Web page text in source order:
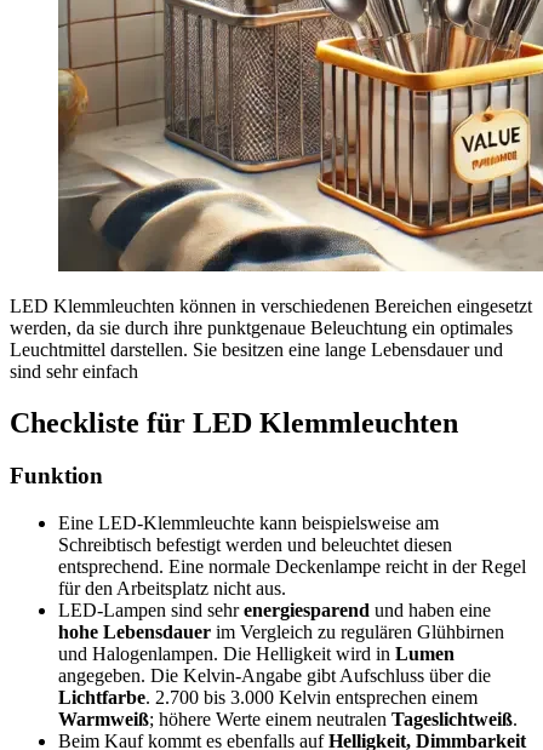
LED Klemmleuchten können in verschiedenen Bereichen eingesetzt
werden, da sie durch ihre punktgenaue Beleuchtung ein optimales
Leuchtmittel darstellen. Sie besitzen eine lange Lebensdauer und
sind sehr einfach
Checkliste für LED Klemmleuchten
Funktion
Eine LED-Klemmleuchte kann beispielsweise am
Schreibtisch befestigt werden und beleuchtet diesen
entsprechend. Eine normale Deckenlampe reicht in der Regel
für den Arbeitsplatz nicht aus.
LED-Lampen sind sehrenergiesparend und haben eine
hohe Lebensdauer im Vergleich zu regulären Glühbirnen
und Halogenlampen. Die Helligkeit wird in Lumen
angegeben. Die Kelvin-Angabe gibt Aufschluss über die
Lichtfarbe. 2.700 bis 3.000 Kelvin entsprechen einem
Warmweiß; höhere Werte einem neutralen Tageslichtweiß.
Beim Kauf kommt es ebenfalls aufHelligkeit, Dimmbarkeit